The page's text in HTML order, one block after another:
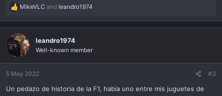
R
a
c
t
i
o
n
:
MikeVLC and leandro1974
leandro1974
Well-known member
5 May 2022 #3
Un pedazo de historia de la F1, habia uno entre mis juguetes de